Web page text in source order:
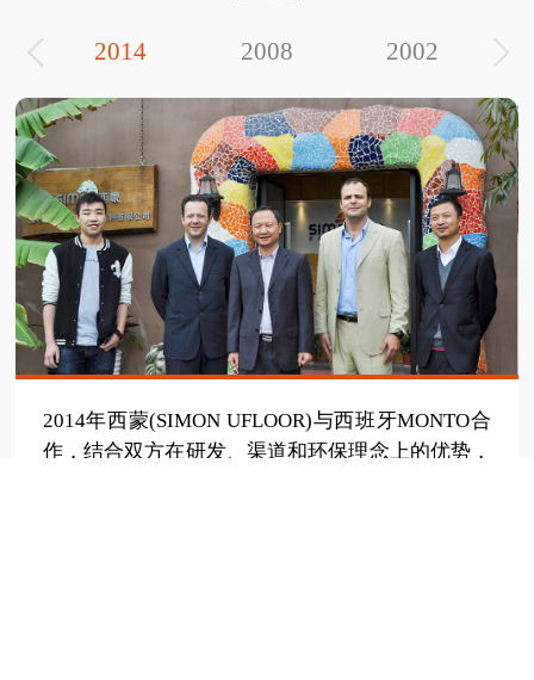
2014年西蒙(SIMON UFLOOR)与西班牙MONTO合
作，结合双方在研发、渠道和环保理念上的优势，
2014 2008 2002